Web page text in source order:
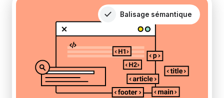
Balisage sémantique